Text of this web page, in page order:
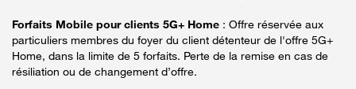
Forfaits Mobile pour clients 5G+ Home : Offre réservée aux
particuliers membres du foyer du client détenteur de l'offre 5G+
Home, dans la limite de 5 forfaits. Perte de la remise en cas de
résiliation ou de changement d’offre.